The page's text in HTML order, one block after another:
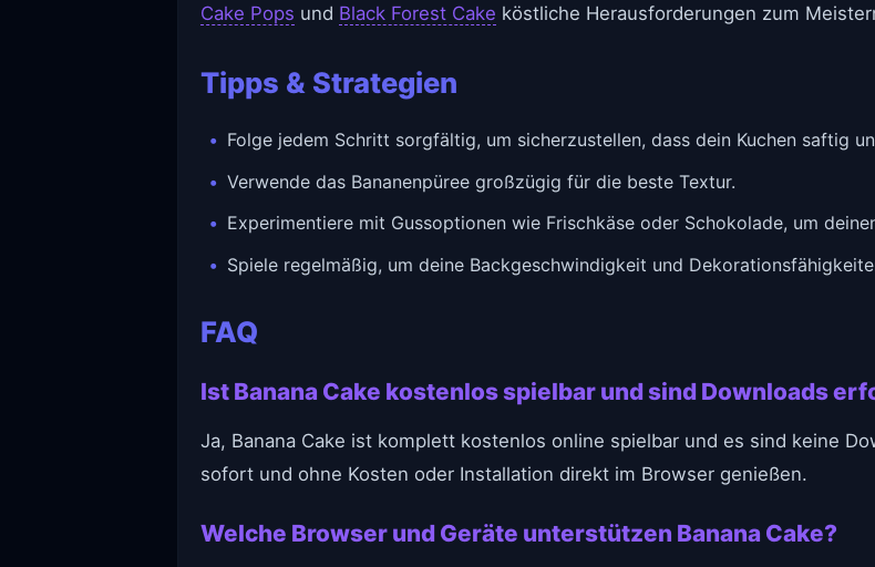
Cake Pops und Black Forest Cake köstliche Herausforderungen zum
Tipps & Strategien
Folge jedem Schritt sorgfältig, um sicherzustellen, dass dein Kuchen saftig
Verwende das Bananenpüree großzügig für die beste Textur.
Experimentiere mit Gussoptionen wie Frischkäse oder Schokolade, um
Spiele regelmäßig, um deine Backgeschwindigkeit und
FAQ
Ist Banana Cake kostenlos spielbar und sind Downloads
Ja, Banana Cake ist komplett kostenlos online spielbar und es sind keine
sofort und ohne Kosten oder Installation direkt im Browser genießen.
Welche Browser und Geräte unterstützen Banana Cake?